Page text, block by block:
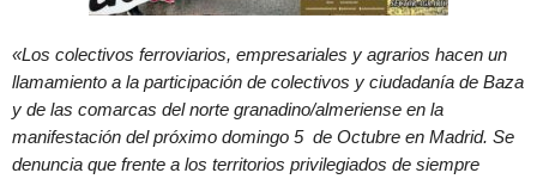
«Los colectivos ferroviarios, empresariales y agrarios hacen un
llamamiento a la participación de colectivos y ciudadanía de Baza
y de las comarcas del norte granadino/almeriense en la
manifestación del próximo domingo 5 de Octubre en Madrid. Se
denuncia que frente a los territorios privilegiados de siempre